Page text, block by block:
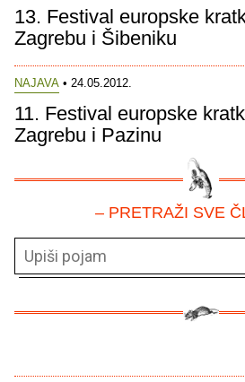
13. Festival europske
Zagrebu i Šibeniku
NAJAVA • 24.05.2012.
11. Festival europske
Zagrebu i Pazinu
– PRETRAŽI SVE